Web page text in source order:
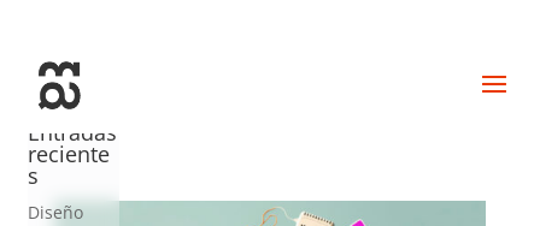
Entradas
reciente
s
Diseño